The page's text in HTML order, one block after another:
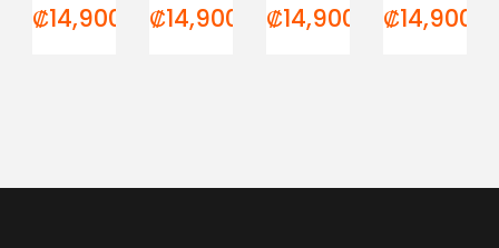
₡14,900.00₡14,900.00₡14,900.00₡